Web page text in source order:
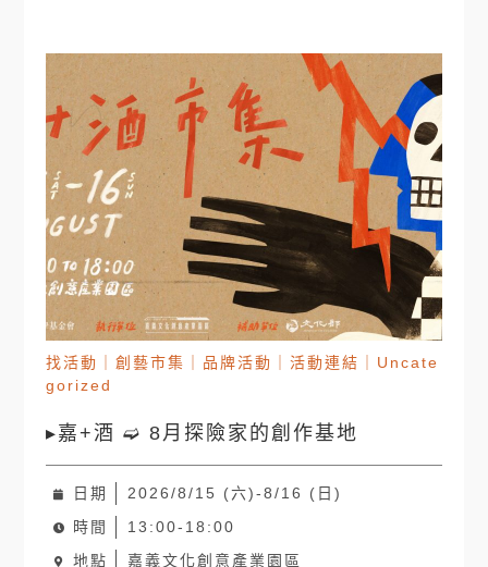
找活動 ｜創藝市集 品牌活動 ｜活動連結
Uncate
gorized
▸嘉+酒 ➫ 8月探險家的創作基地
日期
2026/8/15 (六)-8/16 (日)
時間
13:00-18:00
地點
嘉義文化創意產業園區